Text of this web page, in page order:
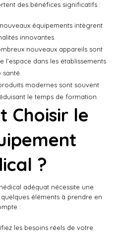
des bénéfices significatifs :
équipements intègrent
innovantes.
nouveaux appareils sont
l’espace dans les établissements
santé.
modernes sont souvent
le temps de formation.
Choisir le
?
adéquat nécessite une
éléments à prendre en
:
les besoins réels de votre